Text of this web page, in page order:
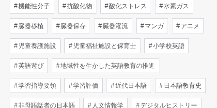
機能性分子 抗酸化物 酸化ストレス 水素ガス
臓器移植 臓器保存 臓器灌流 マンガ アニメ
児童養護施設 児童福祉施設と保育士 小学校英語
英語遊び 地域性を生かした英語教育の推進
学習指導要領 学習評価 近代日本語 日本語教育史
非母語話者の日本語 人文情報学 デジタルヒストリー